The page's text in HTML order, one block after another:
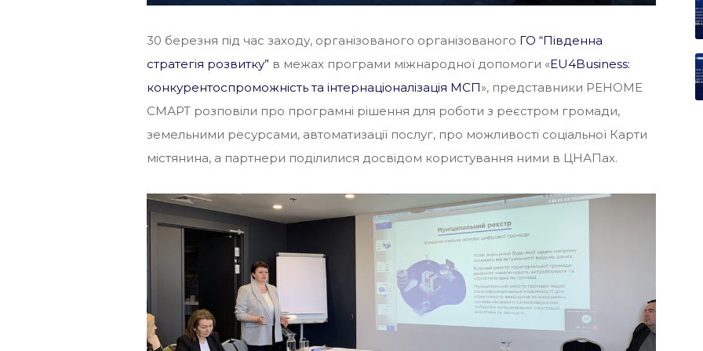
30 березня під час заходу, організованого організованого ГО “Південна
стратегія розвитку” в межах програми міжнародної допомоги «EU4Business:
конкурентоспроможність та інтернаціоналізація МСП», представники РЕНОМЕ
СМАРТ розповіли про програмні рішення для роботи з реєстром громади,
земельними ресурсами, автоматизації послуг, про можливості соціальної Карти
містянина, а партнери поділилися досвідом користування ними в ЦНАПах.